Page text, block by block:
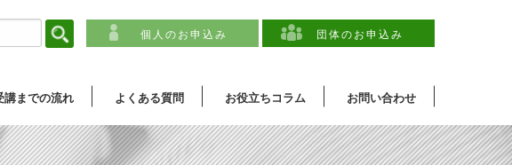
個人のお申込み 団体のお申込み
講までの流れ よくある質問 お役立ちコラム お問い合わせ